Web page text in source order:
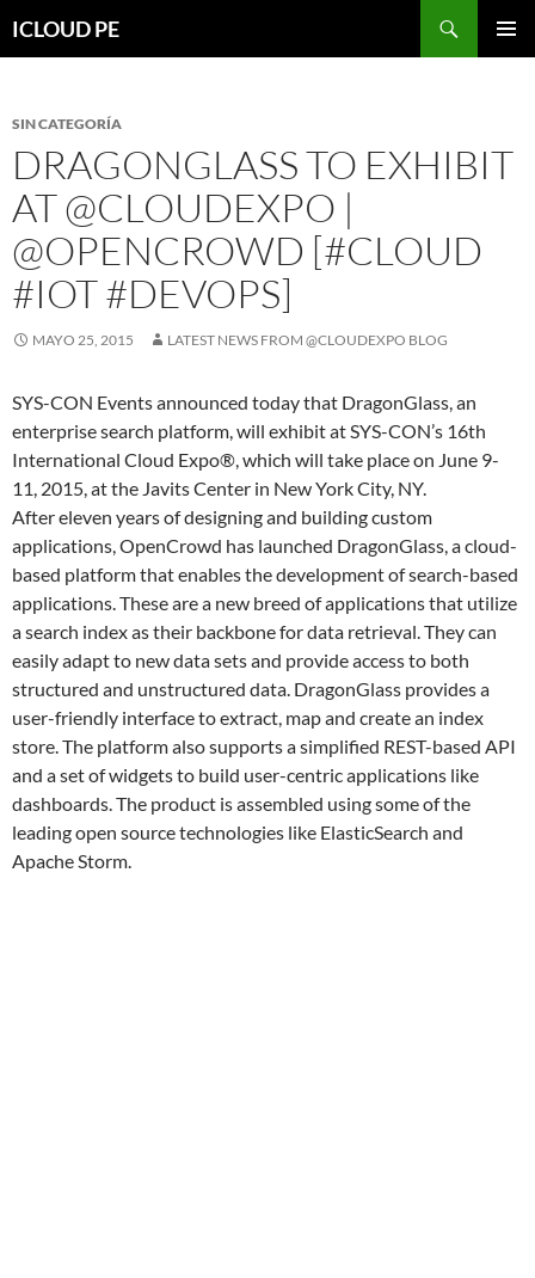
hacia
ICLOUD PE
SIN CATEGORÍA
DRAGONGLASS TO EXHIBIT
AT @CLOUDEXPO |
@OPENCROWD [#CLOUD
#IOT #DEVOPS]
MAYO 25, 2015 LATEST NEWS FROM @CLOUDEXPO BLOG
SYS-CON Events announced today that DragonGlass, an
enterprise search platform, will exhibit at SYS-CON’s 16th
International Cloud Expo®, which will take place on June 9-
11, 2015, at the Javits Center in New York City, NY.
After eleven years of designing and building custom
applications, OpenCrowd has launched DragonGlass, a cloud-
based platform that enables the development of search-based
applications. These are a new breed of applications that utilize
a search index as their backbone for data retrieval. They can
easily adapt to new data sets and provide access to both
structured and unstructured data. DragonGlass provides a
user-friendly interface to extract, map and create an index
store. The platform also supports a simplified REST-based API
and a set of widgets to build user-centric applications like
dashboards. The product is assembled using some of the
leading open source technologies like ElasticSearch and
Apache Storm.